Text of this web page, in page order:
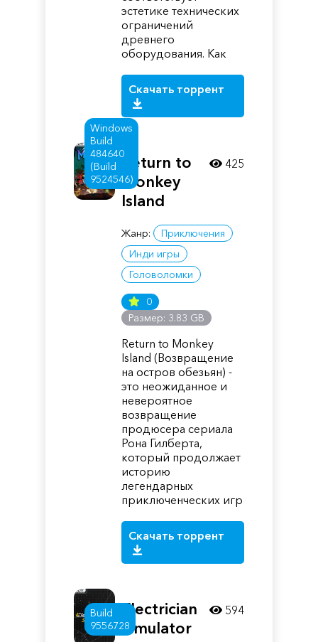
эстетике технических
ограничений
древнего
оборудования. Как
Скачать торрент
Windows
Build
484640
(Build
9524546)
Return to
Monkey
Island
Жанр:
Приключения
Инди игры
Головоломки
0
Размер: 3.83 GB
Return to Monkey
Island (Возвращение
на остров обезьян) -
это неожиданное и
невероятное
возвращение
продюсера сериала
Рона Гилберта,
который продолжает
историю
легендарных
приключенческих игр
Скачать торрент
425
Build
9556728
Electrician
Simulator
594